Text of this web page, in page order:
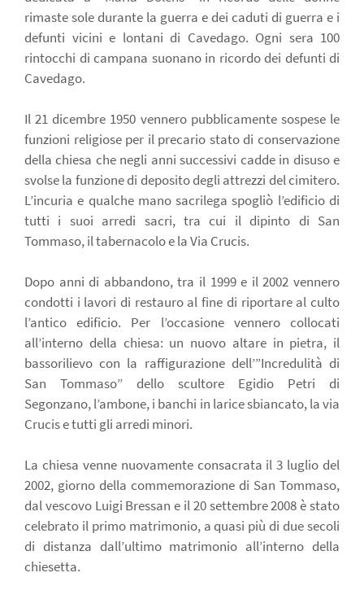
rimaste sole durante la guerra e dei caduti di guerra e i
defunti vicini e lontani di Cavedago. Ogni sera 100
rintocchi di campana suonano in ricordo dei defunti di
Cavedago.
Il 21 dicembre 1950 vennero pubblicamente sospese le
funzioni religiose per il precario stato di conservazione
della chiesa che negli anni successivi cadde in disuso e
svolse la funzione di deposito degli attrezzi del cimitero.
L’incuria e qualche mano sacrilega spogliò l’edificio di
tutti i suoi arredi sacri, tra cui il dipinto di San
Tommaso, il tabernacolo e la Via Crucis.
Dopo anni di abbandono, tra il 1999 e il 2002 vennero
condotti i lavori di restauro al fine di riportare al culto
l’antico edificio. Per l’occasione vennero collocati
all’interno della chiesa: un nuovo altare in pietra, il
bassorilievo con la raffigurazione dell’”Incredulità di
San Tommaso” dello scultore Egidio Petri di
Segonzano, l’ambone, i banchi in larice sbiancato, la via
Crucis e tutti gli arredi minori.
La chiesa venne nuovamente consacrata il 3 luglio del
2002, giorno della commemorazione di San Tommaso,
dal vescovo Luigi Bressan e il 20 settembre 2008 è stato
celebrato il primo matrimonio, a quasi più di due secoli
di distanza dall’ultimo matrimonio all’interno della
chiesetta.